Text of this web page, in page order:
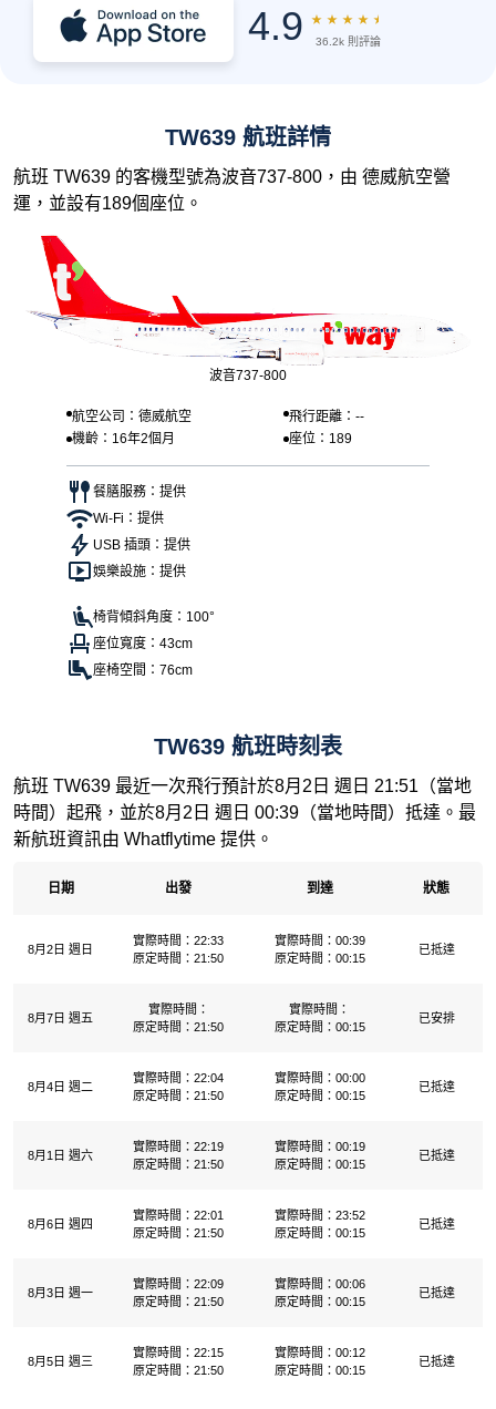
4.9 ★ ★ ★ ★ ★
36.2k 則評論
TW639 航班詳情
航班 TW639 的客機型號為波音737-800，由 德威航空營
運，並設有189個座位。
波音737-800
航空公司：德威航空
飛行距離：--
機齡：16年2個月
座位：189
餐膳服務：提供
Wi-Fi：提供
USB 插頭：提供
娛樂設施：提供
椅背傾斜角度：100°
座位寬度：43cm
座椅空間：76cm
TW639 航班時刻表
航班 TW639 最近一次飛行預計於8月2日 週日 21:51（當地
時間）起飛，並於8月2日 週日 00:39（當地時間）抵達。最
新航班資訊由 Whatflytime 提供。
日期 出發 到達 狀態
8月2日 週日
實際時間：22:33
原定時間：21:50
實際時間：00:39
原定時間：00:15
已抵達
8月7日 週五
實際時間：
原定時間：21:50
實際時間：
原定時間：00:15
已安排
8月4日 週二
實際時間：22:04
原定時間：21:50
實際時間：00:00
原定時間：00:15
已抵達
8月1日 週六
實際時間：22:19
原定時間：21:50
實際時間：00:19
原定時間：00:15
已抵達
8月6日 週四
實際時間：22:01
原定時間：21:50
實際時間：23:52
原定時間：00:15
已抵達
8月3日 週一
實際時間：22:09
原定時間：21:50
實際時間：00:06
原定時間：00:15
已抵達
8月5日 週三
實際時間：22:15
原定時間：21:50
實際時間：00:12
原定時間：00:15
已抵達